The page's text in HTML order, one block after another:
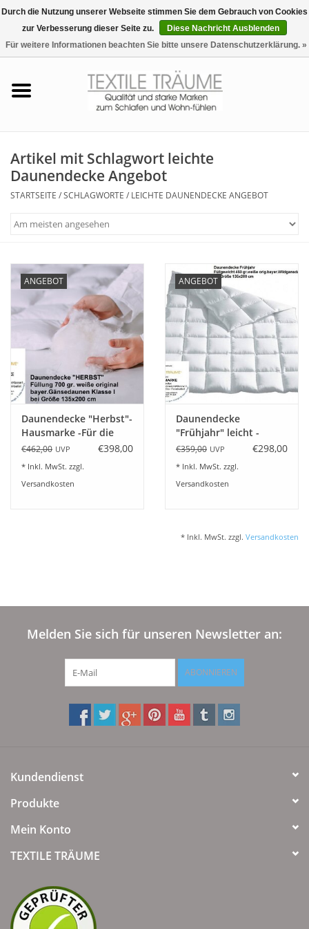
0 Artikel - €0,00
Tag & Nachtwäsche
Freizeit-Hausanzüge
Badezimmer & Sauna
Haus-Bademäntel
Plaids, Decken, Kissen
Mode & Accessoires
Edles aus Cashmere
Tisch & Küche
Angebote
Geprüfter Webshop
Vertrag widerrufen
Blog-Aktuelles
Marken
Artikel mit Schlagwort leichte
Daunendecke Angebot
STARTSEITE /SCHLAGWORTE / LEICHTE DAUNENDECKE ANGEBOT
ANGEBOT
Daunendecke "Herbst"-
Hausmarke -Für die
Übergangszeit Wärme 4
€462,00 UVP €398,00
* Inkl. MwSt. zzgl.
Versandkosten
ANGEBOT
Daunendecke
"Frühjahr" leicht -
Hausmarke
€359,00 UVP €298,00
* Inkl. MwSt. zzgl.
Versandkosten
* Inkl. MwSt. zzgl. Versandkosten
Melden Sie sich für unseren Newsletter an:
ABONNIEREN
Kundendienst
Produkte
Mein Konto
TEXTILE TRÄUME
Durch die Nutzung unserer Webseite stimmen Sie dem Gebrauch von Cookies
zur Verbesserung dieser Seite zu.
Diese Nachricht Ausblenden
Für weitere Informationen beachten Sie bitte unsere Datenschutzerklärung. »